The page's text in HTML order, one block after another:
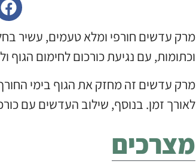
מרק עדשים חורפי ומלא טעמים, עשיר
וכתומות, עם נגיעת כורכום לחימום
מרק עדשים זה מחזק את הגוף בימי
לאורך זמן. בנוסף, שילוב העדשים עם
מצרכים